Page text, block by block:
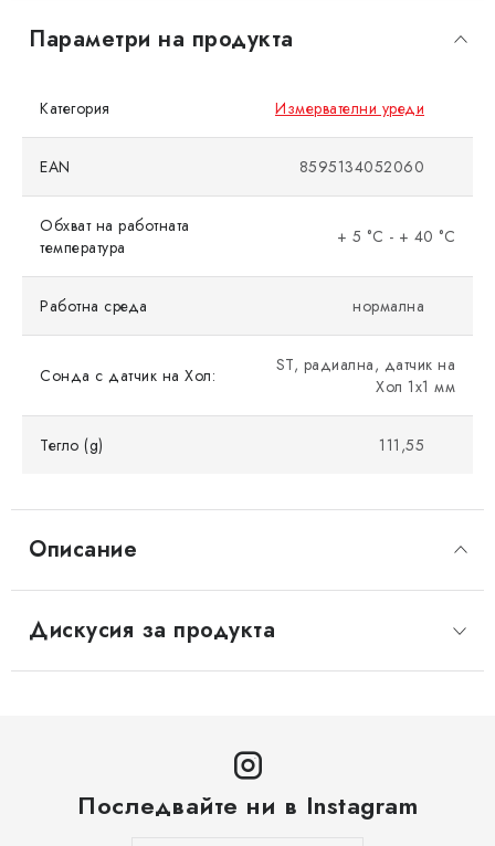
Описание
Параметри на продукта
Категория Измервателни уреди
EAN 8595134052060
Обхват на работната
температура
+ 5 °C - + 40 °C
Работна среда нормална
Сонда с датчик на Хол:
ST, радиална, датчик на
Хол 1x1 мм
Тегло (g) 111,55
Дискусия за продукта
Последвайте ни в Instagram